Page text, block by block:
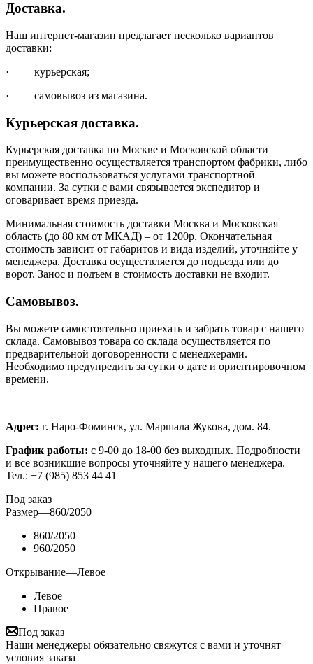
Доставка.
Наш интернет-магазин предлагает несколько вариантов
доставки:
· курьерская;
· самовывоз из магазина.
Курьерская доставка.
Курьерская доставка по Москве и Московской области
преимущественно осуществляется транспортом фабрики, либо
вы можете воспользоваться услугами транспортной
компании. За сутки с вами связывается экспедитор и
оговаривает время приезда.
Минимальная стоимость доставки Москва и Московская
область (до 80 км от МКАД) – от 1200р. Окончательная
стоимость зависит от габаритов и вида изделий, уточняйте у
менеджера. Доставка осуществляется до подъезда или до
ворот. Занос и подъем в стоимость доставки не входит.
Самовывоз.
Вы можете самостоятельно приехать и забрать товар с нашего
склада. Самовывоз товара со склада осуществляется по
предварительной договоренности с менеджерами.
Необходимо предупредить за сутки о дате и ориентировочном
времени.
Адрес: г. Наро-Фоминск, ул. Маршала Жукова, дом. 84.
График работы: с 9-00 до 18-00 без выходных. Подробности
и все возникшие вопросы уточняйте у нашего менеджера.
Тел.: +7 (985) 853 44 41
Под заказ
Размер—860/2050
860/2050
960/2050
Открывание—Левое
Левое
Правое
Под заказ
Наши менеджеры обязательно свяжутся с вами и уточнят
условия заказа